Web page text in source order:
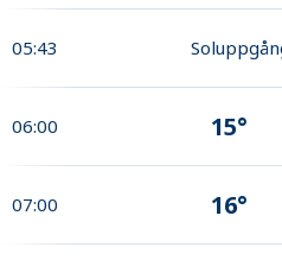
05:43
06:00 15°
07:00 16°